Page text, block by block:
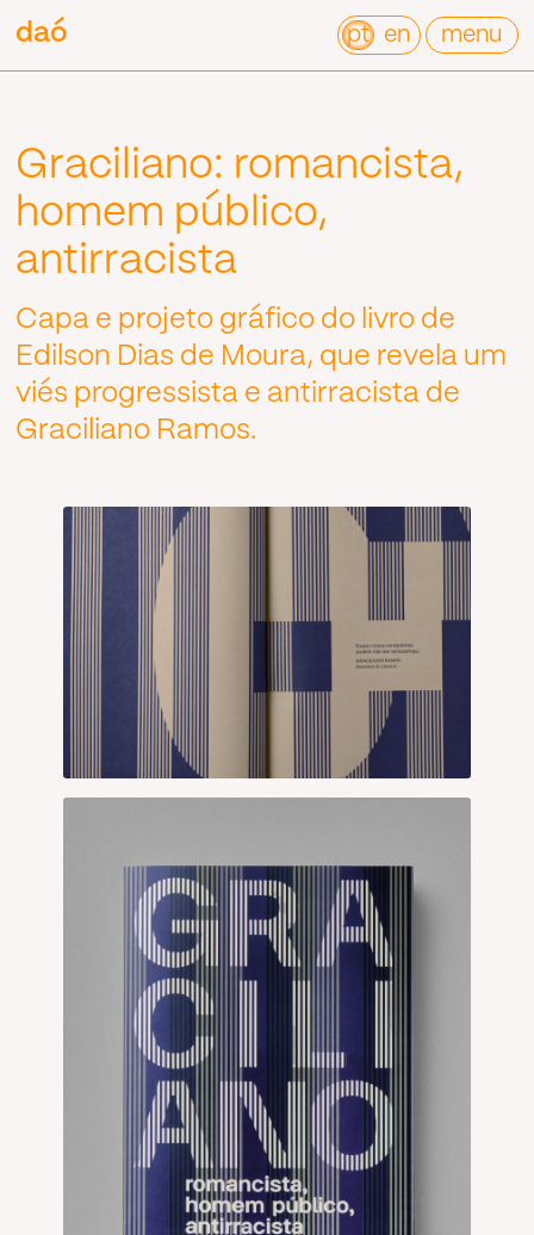
para
conteúdo
daó pt en menu
daó
Graciliano: romancista,
homem público,
antirracista
Capa e projeto gráfico do livro de
Edilson Dias de Moura, que revela um
viés progressista e antirracista de
Graciliano Ramos.